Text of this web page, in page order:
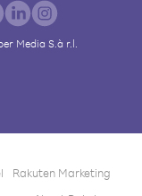
Media S.à r.l.
Rakuten Marketing